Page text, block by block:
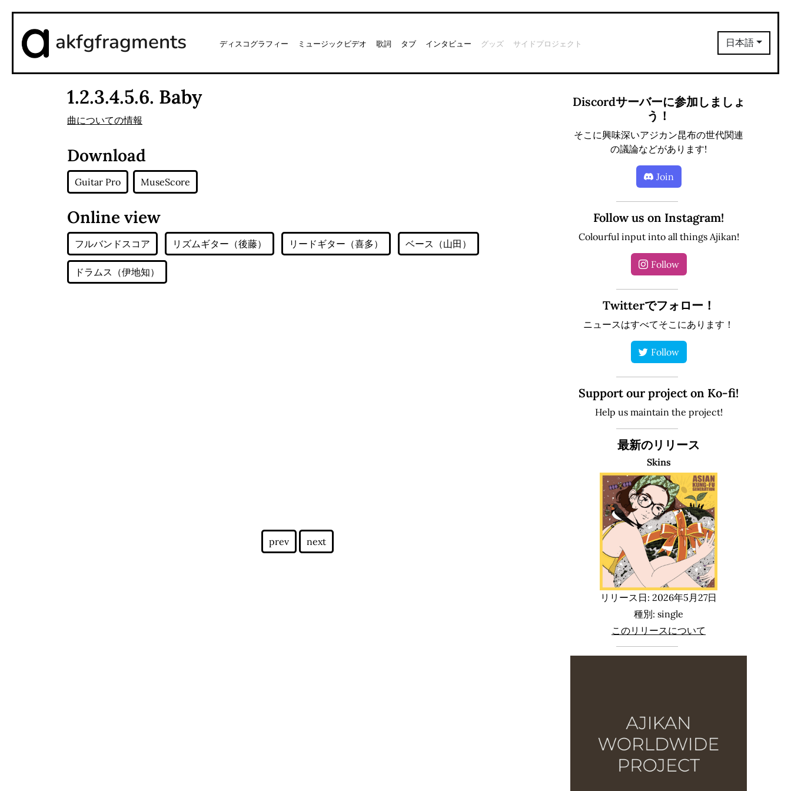
akfgfragments ディスコグラフィー ミュージックビデオ 歌詞 タブ インタビュー グッズ サイドプロジェクト 日本語
1.2.3.4.5.6. Baby
曲についての情報
Download
Guitar Pro MuseScore
Online view
prev next
Discordサーバーに参加しましょ
う！
そこに興味深いアジカン昆布の世代関連
の議論などがあります!
Join
Follow us on Instagram!
Colourful input into all things Ajikan!
Follow
Twitterでフォロー！
ニュースはすべてそこにあります！
Follow
Support our project on Ko-fi!
Help us maintain the project!
最新のリリース
Skins
リリース日: 2026年5月27日
種別: single
このリリースについて